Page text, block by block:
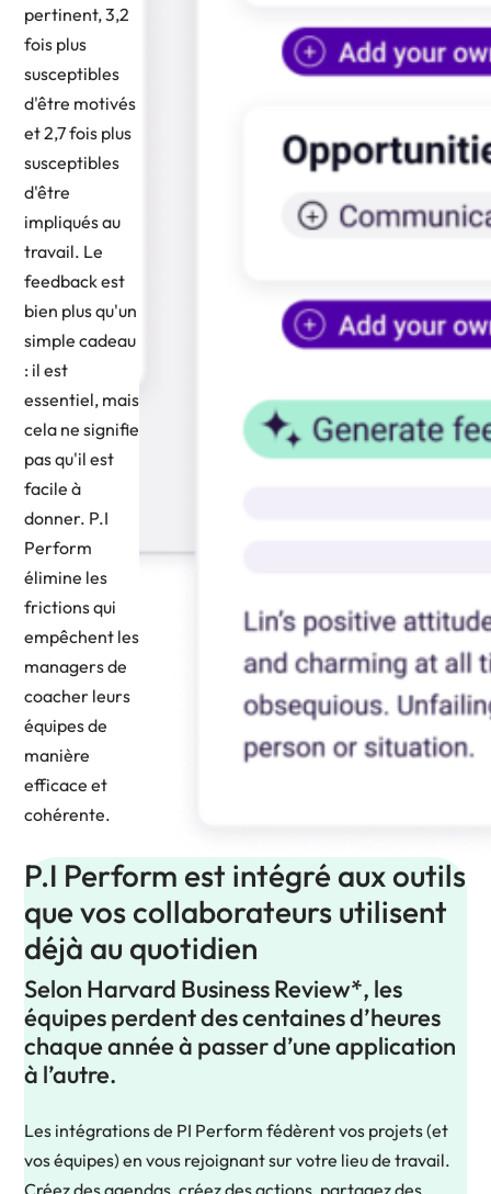
pertinent, 3,2
fois plus
susceptibles
d'être motivés
et 2,7 fois plus
susceptibles
d'être
impliqués au
travail. Le
feedback est
bien plus qu'un
simple cadeau
: il est
essentiel, mais
cela ne signifie
pas qu'il est
facile à
donner. P.I
Perform
élimine les
frictions qui
empêchent les
managers de
coacher leurs
équipes de
manière
efficace et
cohérente.
P.I Perform est intégré aux outils
que vos collaborateurs utilisent
déjà au quotidien
Selon Harvard Business Review*, les
équipes perdent des centaines d’heures
chaque année à passer d’une application
à l’autre.
Les intégrations de PI Perform fédèrent vos projets (et
vos équipes) en vous rejoignant sur votre lieu de travail.
Créez des agendas, créez des actions, partagez des